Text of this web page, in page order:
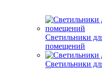
Светильники
помещений
Светильники